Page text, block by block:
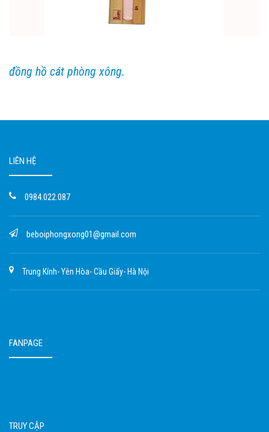
đồng hồ cát phòng xông.
LIÊN HỆ
0984.022.087
beboiphongxong01@gmail.com
Trung Kính- Yên Hòa- Cầu Giấy- Hà Nội
FANPAGE
TRUY CẬP